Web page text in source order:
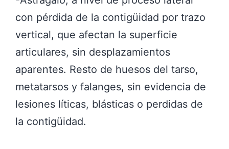
con pérdida de la contigüidad por trazo
vertical, que afectan la superficie
articulares, sin desplazamientos
aparentes. Resto de huesos del tarso,
metatarsos y falanges, sin evidencia de
lesiones líticas, blásticas o perdidas de
la contigüidad.